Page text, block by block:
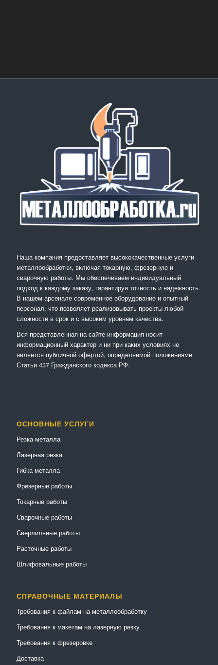
Наша компания предоставляет высококачественные услуги
металлообработки, включая токарную, фрезерную и
сварочную работы. Мы обеспечиваем индивидуальный
подход к каждому заказу, гарантируя точность и надежность.
В нашем арсенале современное оборудование и опытный
персонал, что позволяет реализовывать проекты любой
сложности в срок и с высоким уровнем качества.
Вся представленная на сайте информация носит
информационный характер и ни при каких условиях не
является публичной офертой, определяемой положениями
Статьи 437 Гражданского кодекса РФ.
ОСНОВНЫЕ УСЛУГИ
Резка металла
Лазерная резка
Гибка металла
Фрезерные работы
Токарные работы
Сварочные работы
Сверлильные работы
Расточные работы
Шлифовальные работы
СПРАВОЧНЫЕ МАТЕРИАЛЫ
Требования к файлам на металлообработку
Требования к макетам на лазерную резку
Требования к фрезеровке
Доставка